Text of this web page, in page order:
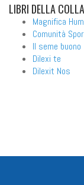
LIBRI DELLA
Magnifica
Comunità
Il seme buono
Dilexi te
Dilexit Nos